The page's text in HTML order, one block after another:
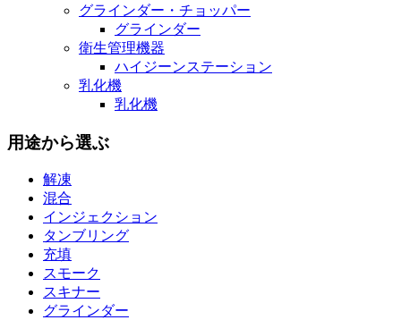
グラインダー・チョッパー
グラインダー
衛生管理機器
ハイジーンステーション
乳化機
乳化機
用途から選ぶ
解凍
混合
インジェクション
タンブリング
充填
スモーク
スキナー
グラインダー